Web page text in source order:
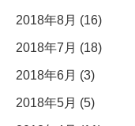
2018年8月 (16)
2018年7月 (18)
2018年6月 (3)
2018年5月 (5)